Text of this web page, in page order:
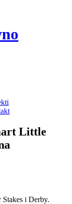
no
Little
i Derby.